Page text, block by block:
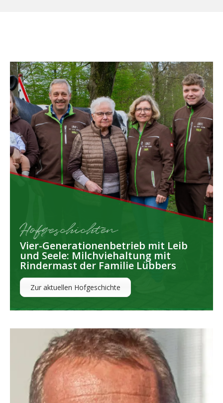
Hofgeschichten
Vier-Generationenbetrieb mit Leib
und Seele: Milchviehaltung mit
Rindermast der Familie Lübbers
Zur aktuellen Hofgeschichte